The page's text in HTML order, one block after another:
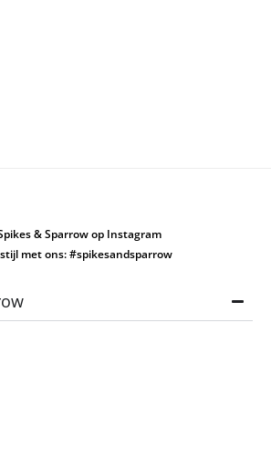
& Sparrow op Instagram
met ons: #spikesandsparrow